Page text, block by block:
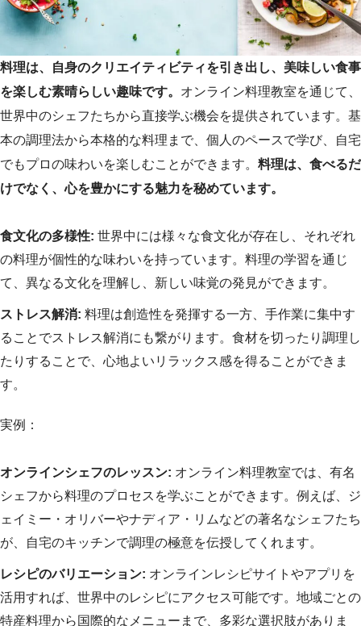
料理は、自身のクリエイティビティを引き出し、美味しい食事
を楽しむ素晴らしい趣味です。 オンライン料理教室を通じて、
世界中のシェフたちから直接学ぶ機会を提供されています。基
本の調理法から本格的な料理まで、個人のペースで学び、自宅
でもプロの味わいを楽しむことができます。 料理は、食べるだ
けでなく、心を豊かにする魅力を秘めています。
食文化の多様性: 世界中には様々な食文化が存在し、それぞれ
の料理が個性的な味わいを持っています。料理の学習を通じ
て、異なる文化を理解し、新しい味覚の発見ができます。
ストレス解消: 料理は創造性を発揮する一方、手作業に集中す
ることでストレス解消にも繋がります。食材を切ったり調理し
たりすることで、心地よいリラックス感を得ることができま
す。
実例：
オンラインシェフのレッスン: オンライン料理教室では、有名
シェフから料理のプロセスを学ぶことができます。例えば、ジ
ェイミー・オリバーやナディア・リムなどの著名なシェフたち
が、自宅のキッチンで調理の極意を伝授してくれます。
レシピのバリエーション: オンラインレシピサイトやアプリを
活用すれば、世界中のレシピにアクセス可能です。地域ごとの
特産料理から国際的なメニューまで、多彩な選択肢がありま